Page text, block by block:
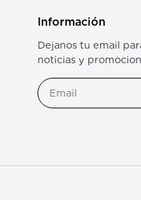
Información
Dejanos tu email
noticias y